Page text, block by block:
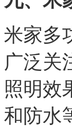
米家多
广泛关
照明效
和防水